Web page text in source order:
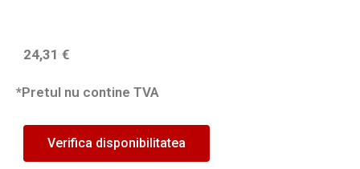
24,31 €
*Pretul nu contine TVA
Verifica disponibilitatea